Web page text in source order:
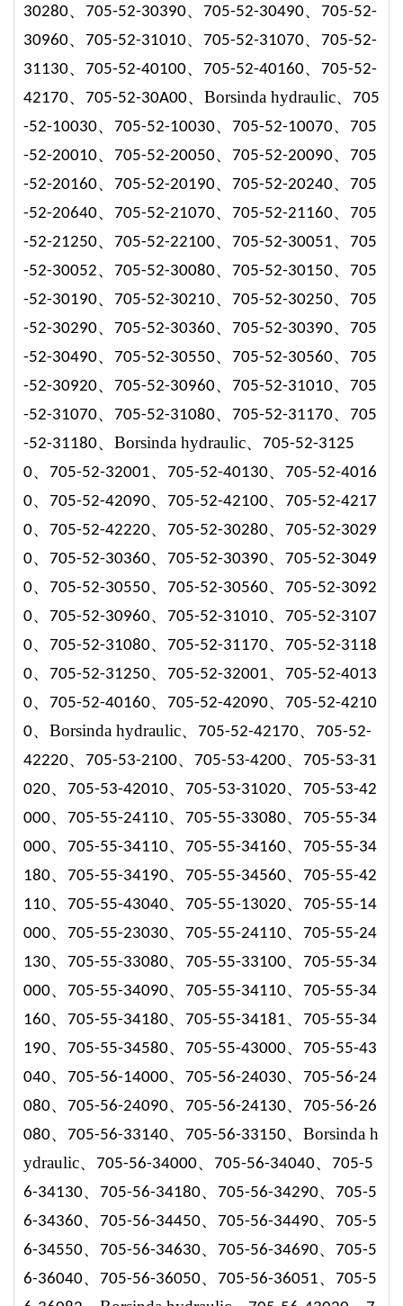
30280、 705-52-30390、 705-52-30490、
705-52-
30960、 705-52-31010、 705-52-31070、
705-52-
31130、 705-52-40100、 705-52-40160、
705-52-
42170、 705-52-30A00、 Borsinda hydraulic、
705
-52-10030、 705-52-10030、 705-52-10070、
705
-52-20010、 705-52-20050、 705-52-20090、
705
-52-20160、 705-52-20190、 705-52-20240、
705
-52-20640、 705-52-21070、 705-52-21160、
705
-52-21250、 705-52-22100、 705-52-30051、
705
-52-30052、 705-52-30080、 705-52-30150、
705
-52-30190、 705-52-30210、 705-52-30250、
705
-52-30290、 705-52-30360、 705-52-30390、
705
-52-30490、 705-52-30550、 705-52-30560、
705
-52-30920、 705-52-30960、 705-52-31010、
705
-52-31070、 705-52-31080、 705-52-31170、
705
-52-31180、 Borsinda hydraulic、
705-52-3125
0、 705-52-32001、 705-52-40130、
705-52-4016
0、 705-52-42090、 705-52-42100、
705-52-4217
0、 705-52-42220、 705-52-30280、
705-52-3029
0、 705-52-30360、 705-52-30390、
705-52-3049
0、 705-52-30550、 705-52-30560、
705-52-3092
0、 705-52-30960、 705-52-31010、
705-52-3107
0、 705-52-31080、 705-52-31170、
705-52-3118
0、 705-52-31250、 705-52-32001、
705-52-4013
0、 705-52-40160、 705-52-42090、
705-52-4210
0、 Borsinda hydraulic、 705-52-42170、
705-52-
42220、 705-53-2100、 705-53-4200、
705-53-31
020、 705-53-42010、 705-53-31020、
705-53-42
000、 705-55-24110、 705-55-33080、
705-55-34
000、 705-55-34110、 705-55-34160、
705-55-34
180、 705-55-34190、 705-55-34560、
705-55-42
110、 705-55-43040、 705-55-13020、
705-55-14
000、 705-55-23030、 705-55-24110、
705-55-24
130、 705-55-33080、 705-55-33100、
705-55-34
000、 705-55-34090、 705-55-34110、
705-55-34
160、 705-55-34180、 705-55-34181、
705-55-34
190、 705-55-34580、 705-55-43000、
705-55-43
040、 705-56-14000、 705-56-24030、
705-56-24
080、 705-56-24090、 705-56-24130、
705-56-26
080、 705-56-33140、 705-56-33150、 Borsinda h
ydraulic、
705-56-34000、 705-56-34040、
705-5
6-34130、 705-56-34180、 705-56-34290、
705-5
6-34360、 705-56-34450、 705-56-34490、
705-5
6-34550、 705-56-34630、 705-56-34690、
705-5
6-36040、 705-56-36050、 705-56-36051、
705-5